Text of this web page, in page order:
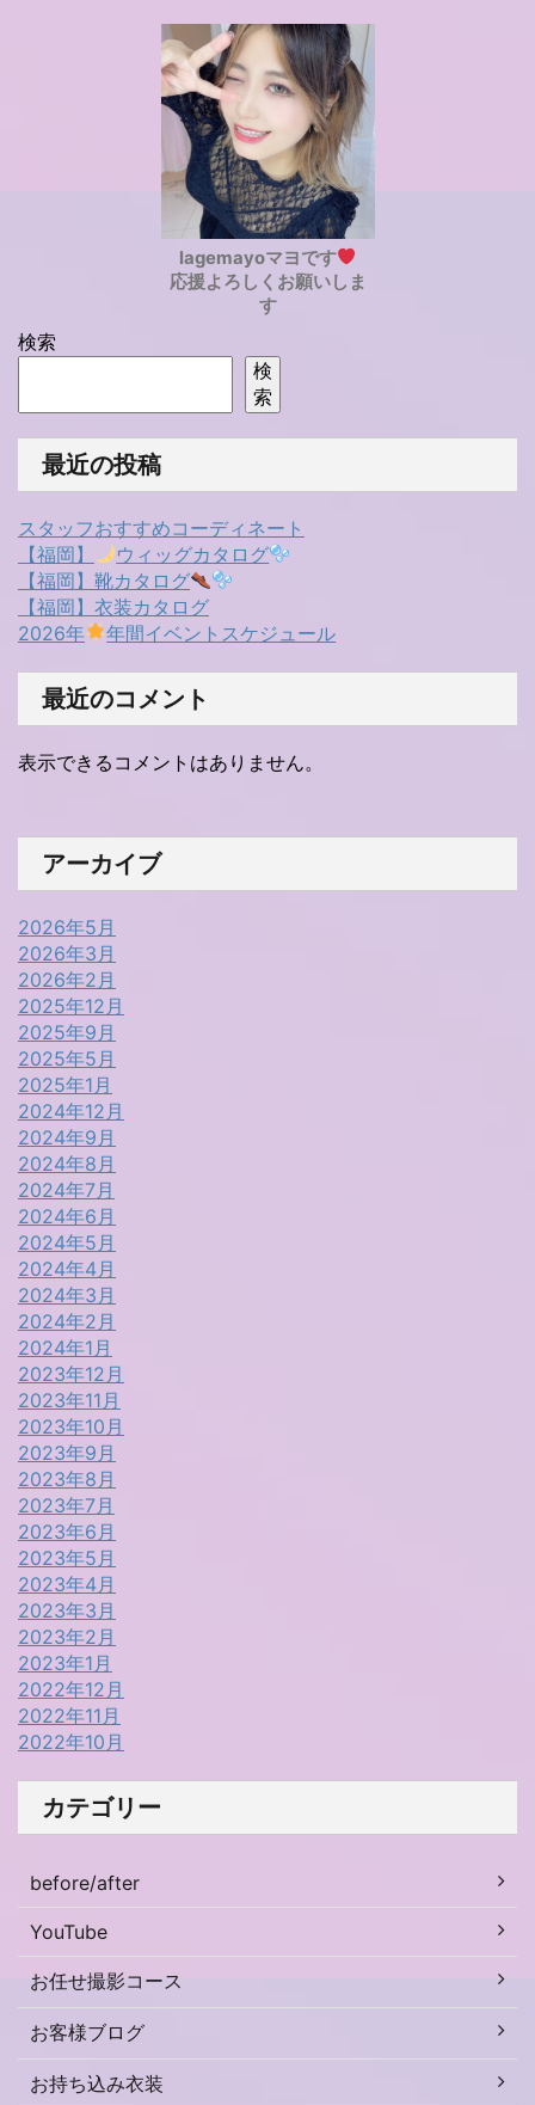
lagemayoマヨです
応援よろしくお願いしま
す
検索
検
索
最近の投稿
スタッフおすすめコーディネート
【福岡】
ウィッグカタログ
【福岡】靴カタログ
【福岡】衣装カタログ
2026年
年間イベントスケジュール
最近のコメント
表示できるコメントはありません。
アーカイブ
2026年5月
2026年3月
2026年2月
2025年12月
2025年9月
2025年5月
2025年1月
2024年12月
2024年9月
2024年8月
2024年7月
2024年6月
2024年5月
2024年4月
2024年3月
2024年2月
2024年1月
2023年12月
2023年11月
2023年10月
2023年9月
2023年8月
2023年7月
2023年6月
2023年5月
2023年4月
2023年3月
2023年2月
2023年1月
2022年12月
2022年11月
2022年10月
カテゴリー
before/after
YouTube
お任せ撮影コース
お客様ブログ
お持ち込み衣装